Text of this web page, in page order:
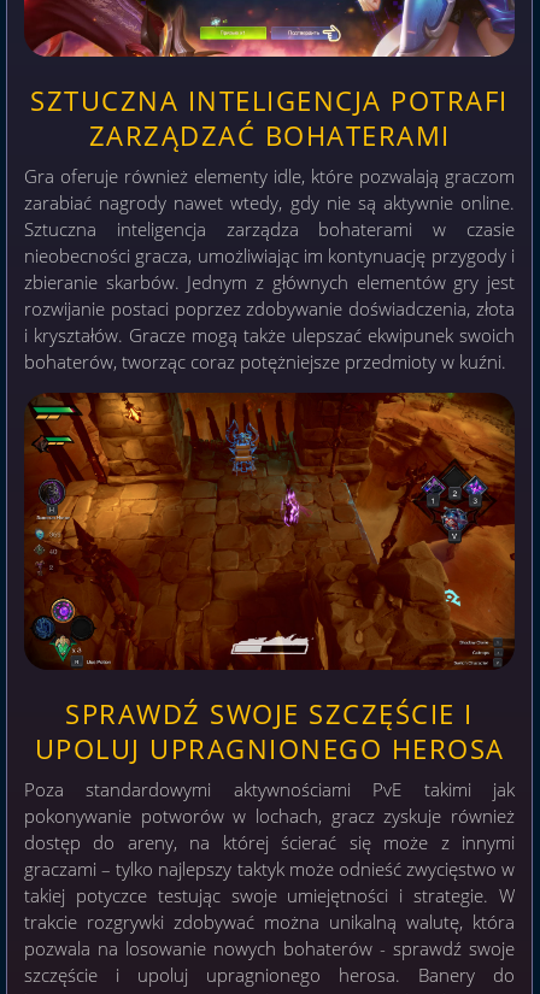
SZTUCZNA INTELIGENCJA POTRAFI
ZARZĄDZAĆ BOHATERAMI
Gra oferuje również elementy idle, które pozwalają graczom
zarabiać nagrody nawet wtedy, gdy nie są aktywnie online.
Sztuczna inteligencja zarządza bohaterami w czasie
nieobecności gracza, umożliwiając im kontynuację przygody i
zbieranie skarbów. Jednym z głównych elementów gry jest
rozwijanie postaci poprzez zdobywanie doświadczenia, złota
i kryształów. Gracze mogą także ulepszać ekwipunek swoich
bohaterów, tworząc coraz potężniejsze przedmioty w kuźni.
SPRAWDŹ SWOJE SZCZĘŚCIE I
UPOLUJ UPRAGNIONEGO HEROSA
Poza standardowymi aktywnościami PvE takimi jak
pokonywanie potworów w lochach, gracz zyskuje również
dostęp do areny, na której ścierać się może z innymi
graczami – tylko najlepszy taktyk może odnieść zwycięstwo w
takiej potyczce testując swoje umiejętności i strategie. W
trakcie rozgrywki zdobywać można unikalną walutę, która
pozwala na losowanie nowych bohaterów - sprawdź swoje
szczęście i upoluj upragnionego herosa. Banery do